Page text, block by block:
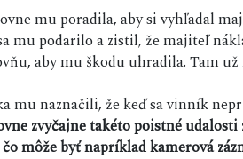
mu poradila, aby si vyhľadal
mu podarilo a zistil, že majiteľ
aby mu škodu uhradila. Tam
mu naznačili, že keď sa vinník
zvyčajne takéto poistné
môže byť napríklad kamerová